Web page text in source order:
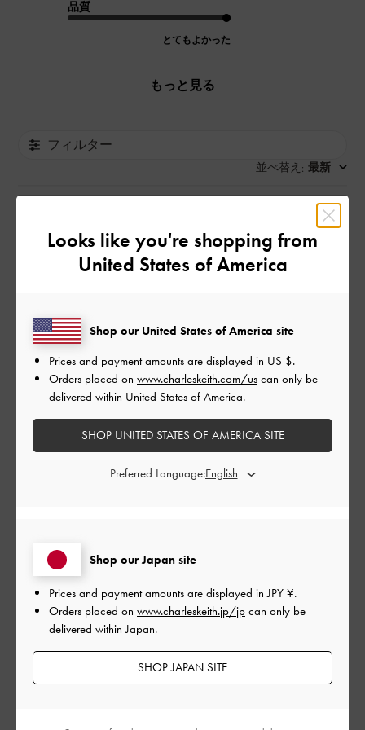
品質
とてもよかった
もっと見る
フィルター
並べ替え : 最新
ご利用者様
軽くて容量も十分
見た目はそんなに大きくないのに荷物がよく入るので愛用して
います。他の荷物が少なければペットボトルも入ります。
ショルダーバッグとしてもハンドバッグとしても使える上に、
てとてもいいです。
品質
とてもよかった
もっと見る
2025-08-16
このレビューは役に立ちましたか？
Looks like you're shopping from
United States of America
Shop our Japan site
Prices and payment amounts are displayed inJPY ¥.
Orders placed on www.charleskeith.jp/jp can only be
delivered within Japan.
SHOP JAPAN SITE
Shop our United States of America site
Prices and payment amounts are displayed in US $.
Orders placed on www.charleskeith.com/us can only be
delivered within United States of America.
SHOP UNITED STATES OF AMERICA SITE
Preferred Language: